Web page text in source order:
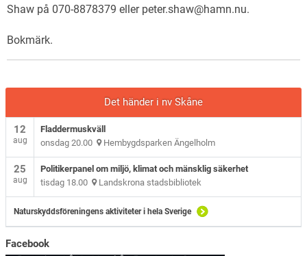
Shaw på 070-8878379 eller peter.shaw@hamn.nu.
Bokmärk.
Det händer i nv Skåne
12
aug
Fladdermuskväll
onsdag 20.00 Hembygdsparken Ängelholm
25
aug
Politikerpanel om miljö, klimat och mänsklig säkerhet
tisdag 18.00 Landskrona stadsbibliotek
Naturskyddsföreningens aktiviteter i hela Sverige
Facebook